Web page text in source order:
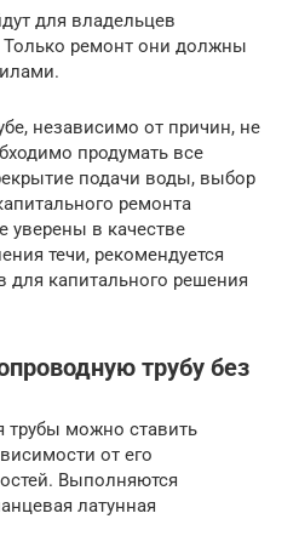
для владельцев
ремонт они должны
независимо от причин, не
продумать все
подачи воды, выбор
ремонта
уверены в качестве
течи, рекомендуется
для капитального решения
трубу без
трубы можно ставить
от его
Выполняются
латунная